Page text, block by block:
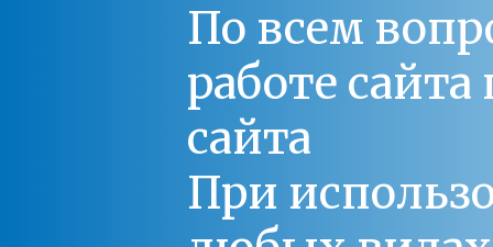
По всем
работе
сайта
При